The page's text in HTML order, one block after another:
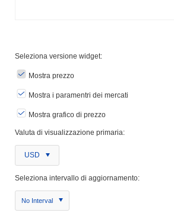
Seleziona versione widget:
Mostra prezzo
Mostra i paramentri dei mercati
Mostra grafico di prezzo
Valuta di visualizzazione primaria:
USD
Seleziona intervallo di aggiornamento:
No Interval